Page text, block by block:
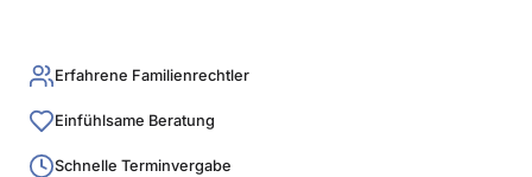
Erfahrene Familienrechtler
Einfühlsame Beratung
Schnelle Terminvergabe